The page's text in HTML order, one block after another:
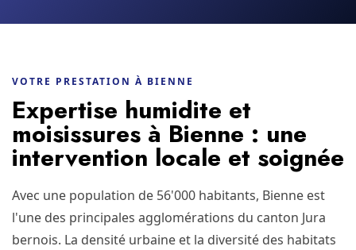
VOTRE PRESTATION À BIENNE
Expertise humidite et
moisissures à Bienne : une
intervention locale et soignée
Avec une population de 56'000 habitants, Bienne est
l'une des principales agglomérations du canton Jura
bernois. La densité urbaine et la diversité des habitats